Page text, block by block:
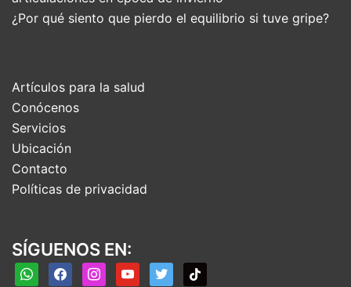
¿Por qué siento que pierdo el equilibrio si tuve gripe?
Artículos para la salud
Conócenos
Servicios
Ubicación
Contacto
Políticas de privacidad
SÍGUENOS EN:
whatsappfacebookinstagramyoutubetwitter tiktok